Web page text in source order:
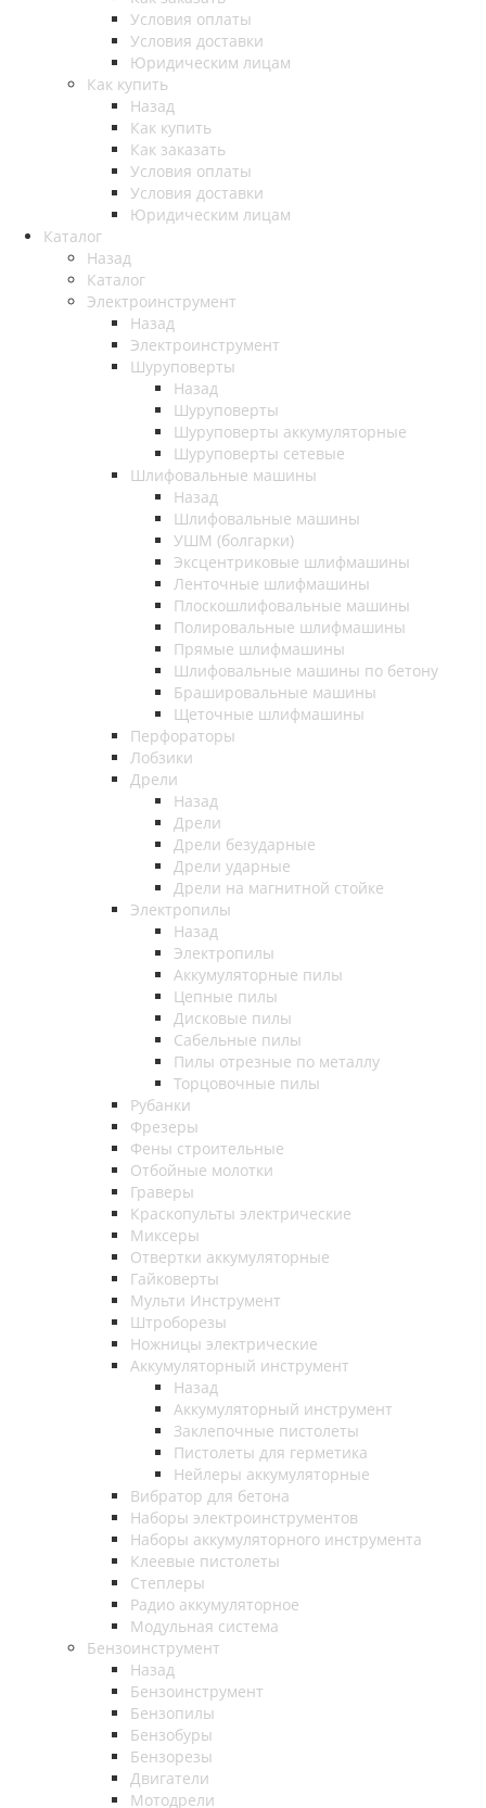
Условия оплаты
Условия доставки
Юридическим лицам
Как купить
Назад
Как купить
Как заказать
Условия оплаты
Условия доставки
Юридическим лицам
Каталог
Назад
Каталог
Электроинструмент
Назад
Электроинструмент
Шуруповерты
Назад
Шуруповерты
Шуруповерты аккумуляторные
Шуруповерты сетевые
Шлифовальные машины
Назад
Шлифовальные машины
УШМ (болгарки)
Эксцентриковые шлифмашины
Ленточные шлифмашины
Плоскошлифовальные машины
Полировальные шлифмашины
Прямые шлифмашины
Шлифовальные машины по бетону
Брашировальные машины
Щеточные шлифмашины
Перфораторы
Лобзики
Дрели
Назад
Дрели
Дрели безударные
Дрели ударные
Дрели на магнитной стойке
Электропилы
Назад
Электропилы
Аккумуляторные пилы
Цепные пилы
Дисковые пилы
Сабельные пилы
Пилы отрезные по металлу
Торцовочные пилы
Рубанки
Фрезеры
Фены строительные
Отбойные молотки
Граверы
Краскопульты электрические
Миксеры
Отвертки аккумуляторные
Гайковерты
Мульти Инструмент
Штроборезы
Ножницы электрические
Аккумуляторный инструмент
Назад
Аккумуляторный инструмент
Заклепочные пистолеты
Пистолеты для герметика
Нейлеры аккумуляторные
Вибратор для бетона
Наборы электроинструментов
Наборы аккумуляторного инструмента
Клеевые пистолеты
Степлеры
Радио аккумуляторное
Модульная система
Бензоинструмент
Назад
Бензоинструмент
Бензопилы
Бензобуры
Бензорезы
Двигатели
Мотодрели